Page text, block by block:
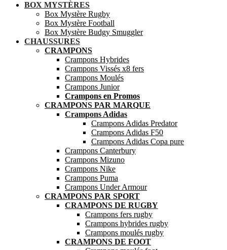
BOX MYSTÈRES
Box Mystère Rugby
Box Mystère Football
Box Mystère Budgy Smuggler
CHAUSSURES
CRAMPONS
Crampons Hybrides
Crampons Vissés x8 fers
Crampons Moulés
Crampons Junior
Crampons en Promos
CRAMPONS PAR MARQUE
Crampons Adidas
Crampons Adidas Predator
Crampons Adidas F50
Crampons Adidas Copa pure
Crampons Canterbury
Crampons Mizuno
Crampons Nike
Crampons Puma
Crampons Under Armour
CRAMPONS PAR SPORT
CRAMPONS DE RUGBY
Crampons fers rugby
Crampons hybrides rugby
Crampons moulés rugby
CRAMPONS DE FOOT